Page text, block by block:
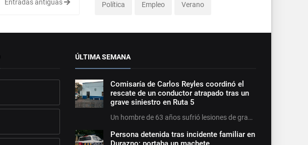
Entradas antiguas Política Empleo Verano
ÚLTIMA SEMANA
Comisaría de Carlos Reyles coordinó el
rescate de un conductor atrapado tras un
grave siniestro en Ruta 5
Un hombre de 63 años sufrió lesiones de gra…
Persona detenida tras incidente familiar en